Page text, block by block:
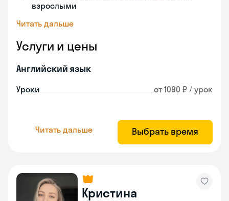
взрослыми
Читать дальше
Услуги и цены
Английский язык
Уроки от 1090 ₽ / урок
Читать дальше Выбрать время
Кристина